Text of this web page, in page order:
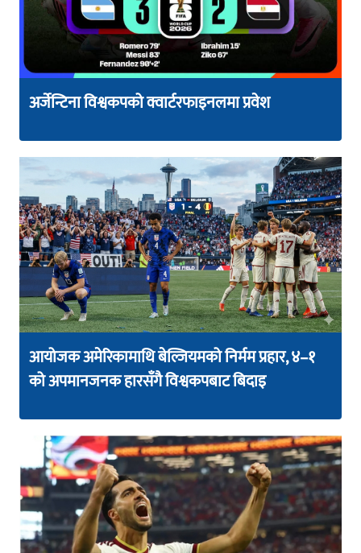
अर्जेन्टिना विश्वकपको क्वार्टरफाइनलमा प्रवेश
आयोजक अमेरिकामाथि बेल्जियमको निर्मम प्रहार, ४–१
को अपमानजनक हारसँगै विश्वकपबाट बिदाइ